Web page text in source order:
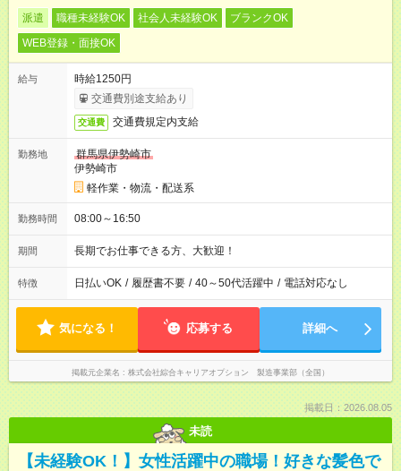
派遣 職種未経験OK 社会人未経験OK
ブランクOK
WEB登録・面接OK
給与
時給1250円
交通費別途支給あり
交通費 交通費規定内支給
勤務地
群馬県伊勢崎市
伊勢崎市
軽作業・物流・配送系
勤務時間 08:00～16:50
期間 長期でお仕事できる方、大歓迎！
特徴 日払いOK / 履歴書不要 / 40～50代活躍中 / 電話対応なし
気になる！ 応募する 詳細へ
掲載元企業名 株式会社綜合キャリアオプション 製造事業部（全国）
掲載日：2026.08.05
未読
【未経験OK！】女性活躍中の職場！好きな髪色で